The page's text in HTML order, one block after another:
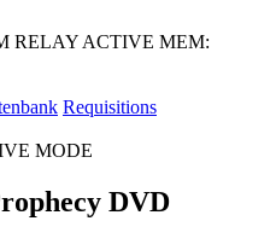
RELAY ACTIVE MEM:
Requisitions
MODE
DVD